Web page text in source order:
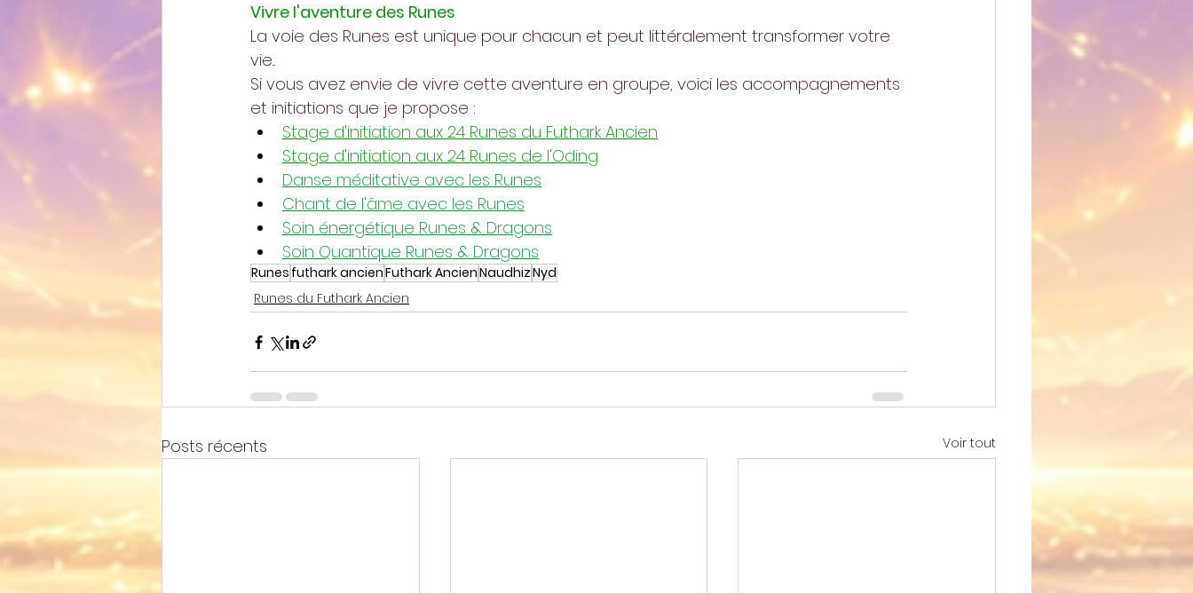
Vivre l'aventure des Runes
La voie des Runes est unique pour chacun et peut littéralement transformer votre
vie...
Si vous avez envie de vivre cette aventure en groupe, voici les accompagnements
et initiations que je propose :
Stage d'initiation aux 24 Runes du Futhark Ancien
Stage d'initiation aux 24 Runes de l'Oding
Danse méditative avec les Runes
Chant de l'âme avec les Runes
Soin énergétique Runes & Dragons
Soin Quantique Runes & Dragons
Runes futhark ancienFuthark AncienNaudhizNyd
Runes du Futhark Ancien
Posts récents Voir tout